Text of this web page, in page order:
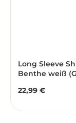
Long Sleeve
Benthe weiß
Regulärer
22,99 €